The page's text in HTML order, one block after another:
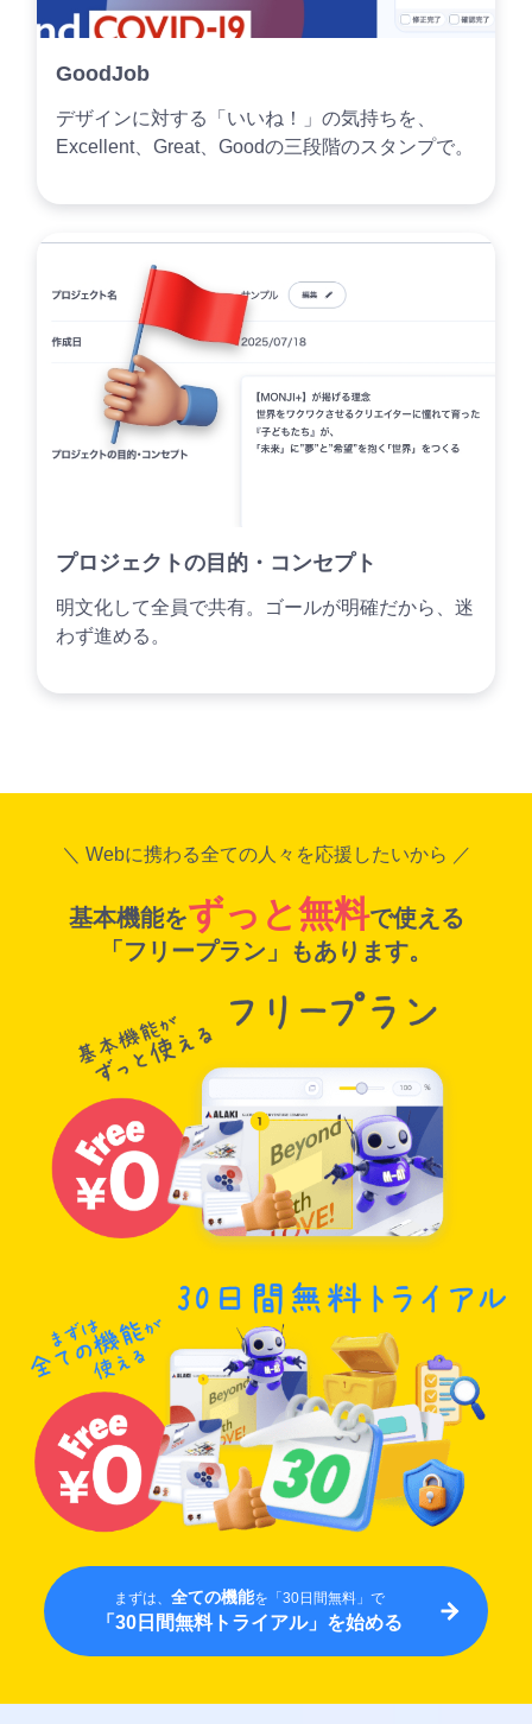
GoodJob
デザインに対する「いいね！」の気持ちを、
Excellent、Great、Goodの三段階のスタンプで。
プロジェクトの目的・コンセプト
明文化して全員で共有。ゴールが明確だから、迷
わず進める。
＼ Webに携わる全ての人々を応援したいから ／
基本機能をずっと無料で使える
「フリープラン」もあります。
まずは、 全ての機能を「30日間無料」で
「30日間無料トライアル」を始める